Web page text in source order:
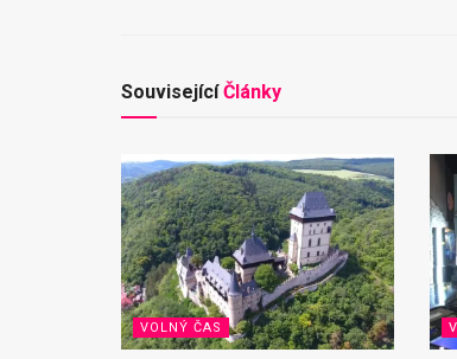
SouvisejícíČlánky
VOLNÝ ČAS